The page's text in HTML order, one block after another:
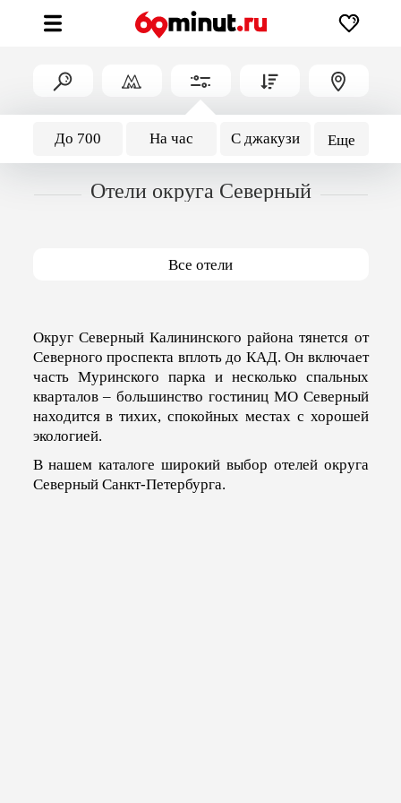
До 700 На час С джакузи Еще
Отели округа Северный
Все отели
Округ Северный Калининского района тянется от
Северного проспекта вплоть до КАД. Он включает
часть Муринского парка и несколько спальных
кварталов – большинство гостиниц МО Северный
находится в тихих, спокойных местах с хорошей
экологией.
В нашем каталоге широкий выбор отелей округа
Северный Санкт-Петербурга.